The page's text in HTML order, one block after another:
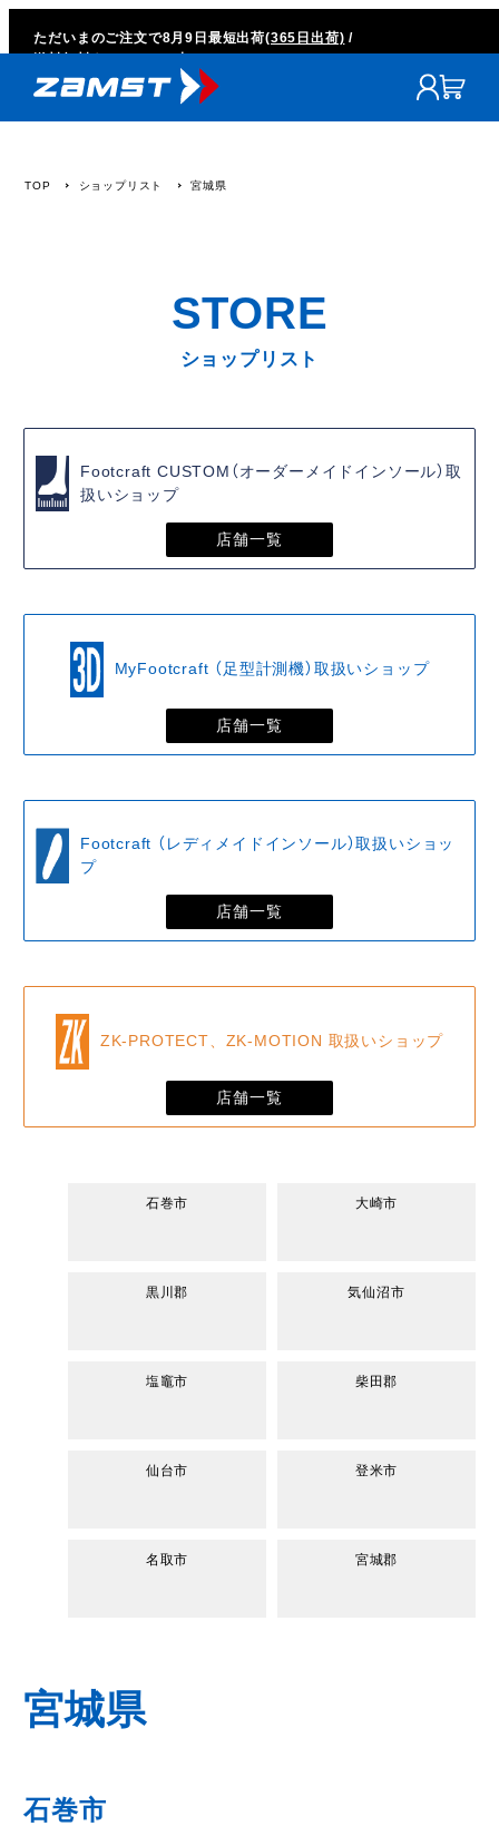
ただいまのご注文で8月9日 最短出荷(365日出荷) /
TOP ショップリスト 宮城県
ショップリスト
Footcraft CUSTOM（オーダーメイドインソール）取
扱いショップ
店舗一覧
MyFootcraft （足型計測機）取扱いショップ
店舗一覧
Footcraft （レディメイドインソール）取扱いショッ
プ
店舗一覧
ZK-PROTECT、ZK-MOTION 取扱いショップ
店舗一覧
石巻市 大崎市
黒川郡 気仙沼市
塩竈市 柴田郡
仙台市 登米市
名取市 宮城郡
宮城県
石巻市